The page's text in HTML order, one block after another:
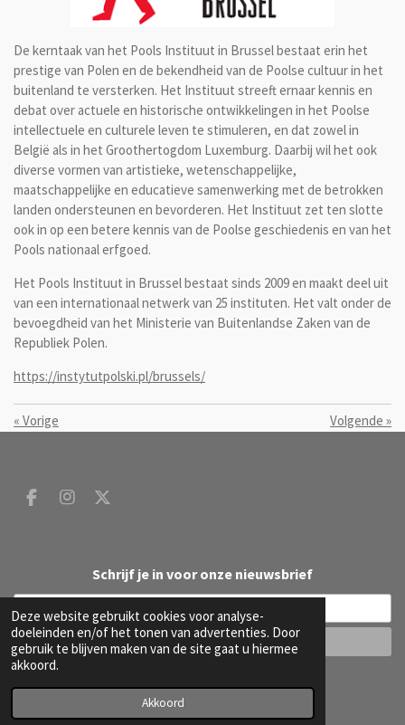
Deze website gebruikt cookies voor analyse-
doeleinden en/of het tonen van advertenties. Door
gebruik te blijven maken van de site gaat u hiermee
akkoord.
Akkoord
De kerntaak van het Pools Instituut in Brussel bestaat erin het
prestige van Polen en de bekendheid van de Poolse cultuur in het
buitenland te versterken. Het Instituut streeft ernaar kennis en
debat over actuele en historische ontwikkelingen in het Poolse
intellectuele en culturele leven te stimuleren, en dat zowel in
België als in het Groothertogdom Luxemburg. Daarbij wil het ook
diverse vormen van artistieke, weten­schappelijke,
maatschappelijke en educatieve samenwerking met de betrokken
landen ondersteunen en bevorderen. Het Instituut zet ten slotte
ook in op een betere kennis van de Poolse geschiedenis en van het
Pools nationaal erfgoed.
Het Pools Instituut in Brussel bestaat sinds 2009 en maakt deel uit
van een internationaal netwerk van 25 instituten. Het valt onder de
bevoegd­heid van het Ministerie van Buitenlandse Zaken van de
Republiek Polen.
https://instytutpolski.pl/brussels/
« Vorige Volgende »
F
o
k
I
r
a
m
X
Schrijf je in voor onze nieuwsbrief
© 2020 - 2026 DW B